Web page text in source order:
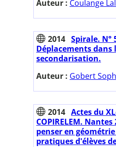
Auteur : Coulange
2014 Spirale. N°
Déplacements dans
secondarisation.
Auteur : Gobert
2014 Actes du
COPIRELEM.
penser en
pratiques d'élèves